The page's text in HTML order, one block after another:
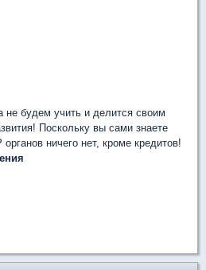
не будем учить и делится своим
Поскольку вы сами знаете
ничего нет, кроме кредитов!